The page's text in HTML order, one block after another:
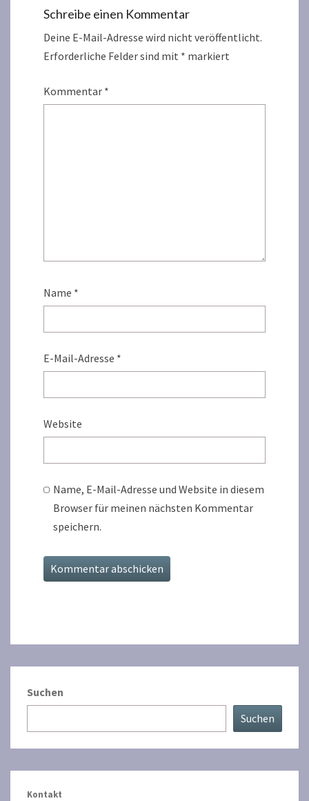
Schreibe einen Kommentar
Deine E-Mail-Adresse wird nicht veröffentlicht.
Erforderliche Felder sind mit * markiert
Kommentar *
Name *
E-Mail-Adresse *
Website
Name, E-Mail-Adresse und Website in diesem
Browser für meinen nächsten Kommentar
speichern.
Suchen
Suchen
Kontakt